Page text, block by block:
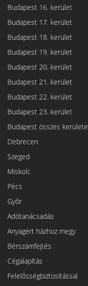
Budapest 16. kerület
Budapest 17. kerület
Budapest 18. kerület
Budapest 19. kerület
Budapest 20. kerület
Budapest 21. kerület
Budapest 22. kerület
Budapest 23. kerület
Budapest összes kerülete
Debrecen
Szeged
Miskolc
Pécs
Győr
Adótanácsadás
Anyagért házhoz megy
Bérszámfejtés
Cégalapítás
Felelősségbiztosítással